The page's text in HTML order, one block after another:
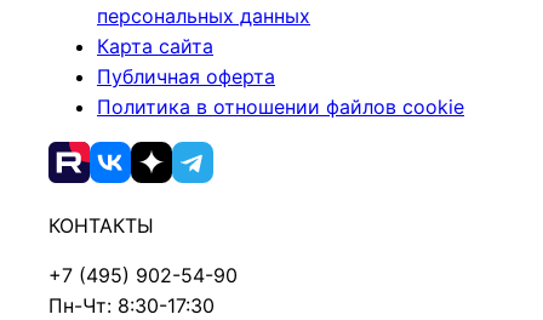
персональных данных
Карта сайта
Публичная оферта
Политика в отношении файлов cookie
КОНТАКТЫ
+7 (495) 902-54-90
Пн-Чт: 8:30-17:30